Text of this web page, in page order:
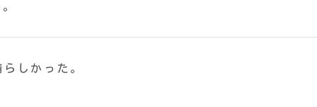
しかった。